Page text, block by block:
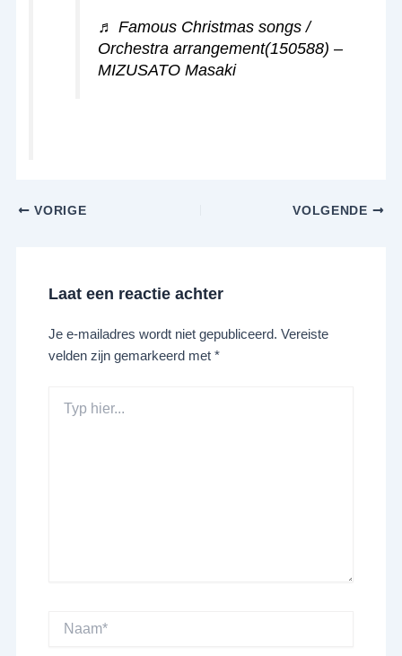
♬ Famous Christmas songs /
Orchestra arrangement(150588) –
MIZUSATO Masaki
VORIGE VOLGENDE
Laat een reactie achter
Je e-mailadres wordt niet gepubliceerd. Vereiste
velden zijn gemarkeerd met*
hier...